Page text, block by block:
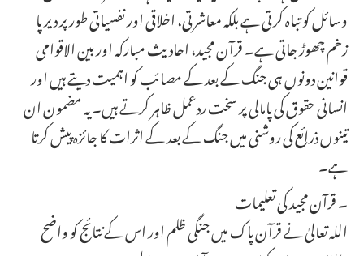
وسائل کو تباہ کرتی ہے بلکہ معاشرتی، اخلاقی اور نفسیاتی طور پر دیرپا
زخم چھوڑ جاتی ہے۔ قرآن مجید، احادیث مبارکہ اور بین الاقوامی
قوانین دونوں ہی جنگ کے بعد کے مصائب کو اہمیت دیتے ہیں اور
انسانی حقوق کی پامالی پر سخت ردعمل ظاہر کرتے ہیں۔ یہ مضمون ان
تینوں ذرائع کی روشنی میں جنگ کے بعد کے اثرات کا جائزہ پیش کرتا
ہے۔
۔ قرآن مجید کی تعلیمات
اللہ تعالیٰ نے قرآن پاک میں جنگی ظلم اور اس کے نتائج کو واضح